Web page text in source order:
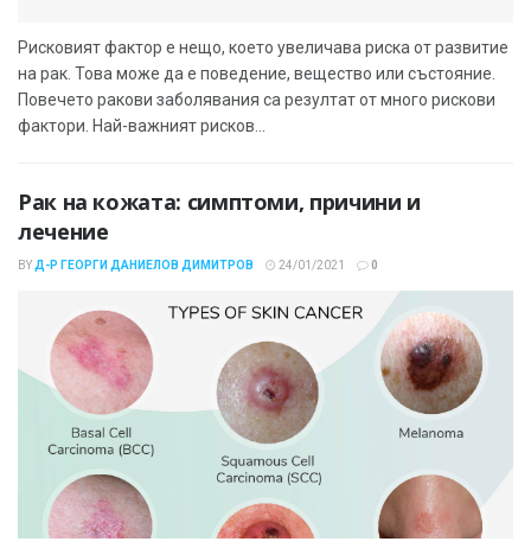
Рисковият фактор е нещо, което увеличава риска от развитие
на рак. Това може да е поведение, вещество или състояние.
Повечето ракови заболявания са резултат от много рискови
фактори. Най-важният рисков...
Рак на кожата: симптоми, причини и
лечение
BY Д-Р ГЕОРГИ ДАНИЕЛОВ ДИМИТРОВ 24/01/2021 0